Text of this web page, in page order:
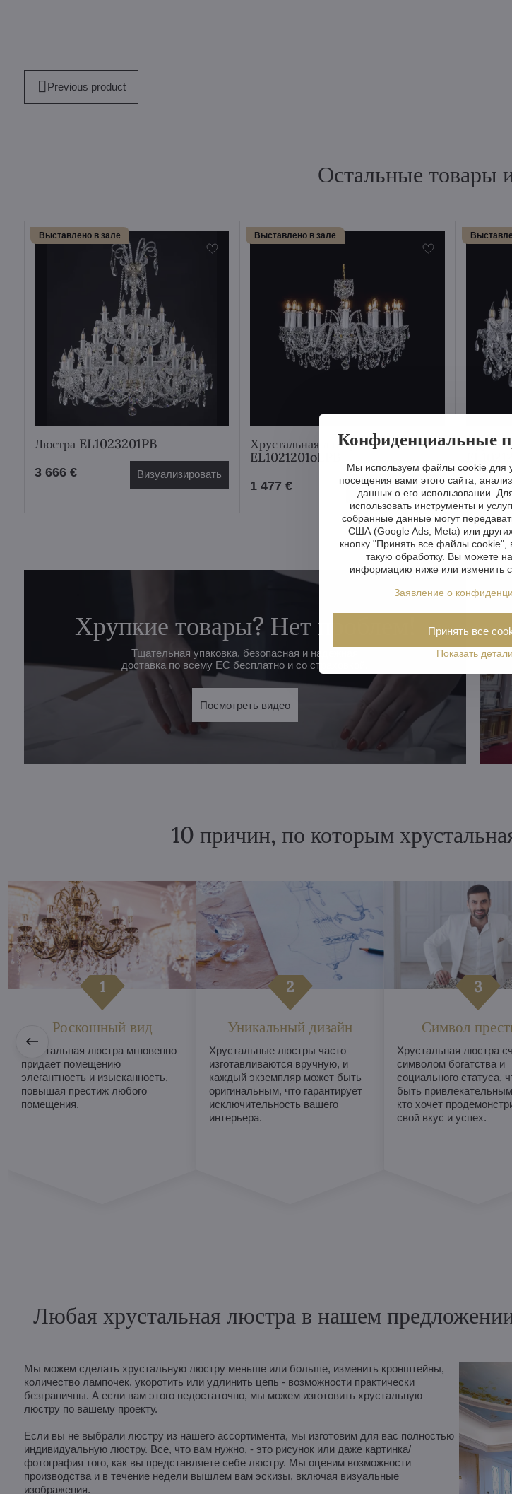
Previous product
Остальные товары
Выставлено в зале
Люстра EL1023201PB
3 666 € Визуализировать
Выставлено в зале
Хрустальная люстра
EL1021201oLPB
1 477 € Визуализировать 2 175 €
Хрупкие товары? Нет проблем!
Тщательная упаковка, безопасная и надежная
доставка по всему ЕС бесплатно и со страховкой.
Посмотреть видео
10 причин, по которым
Роскошный вид
Хрустальная люстра мгновенно
придает помещению
элегантность и изысканность,
повышая престиж любого
помещения.
Уникальный дизайн
Хрустальные люстры часто
изготавливаются вручную, и
каждый экземпляр может быть
оригинальным, что гарантирует
исключительность вашего
интерьера.
Символ
Хрустальная люстра
символом богатства и
социального статуса,
быть
кто хочет
свой вкус и успех.
Любая хрустальная люстра в нашем
Мы можем сделать хрустальную люстру меньше или больше, изменить кронштейны,
количество лампочек, укоротить или удлинить цепь - возможности практически
безграничны. А если вам этого недостаточно, мы можем изготовить хрустальную
люстру по вашему проекту.
Если вы не выбрали люстру из нашего ассортимента, мы изготовим для вас полностью
индивидуальную люстру. Все, что вам нужно, - это рисунок или даже картинка/
фотография того, как вы представляете себе люстру. Мы оценим возможности
производства и в течение недели вышлем вам эскизы, включая визуальные
изображения.
Конфиденциальные
Мы используем файлы cookie для
посещения вами этого сайта,
данных о его использовании.
использовать инструменты и
собранные данные могут
США (Google Ads, Meta) или
кнопку "Принять все файлы cookie",
такую обработку. Вы можете
информацию ниже или изменить
Заявление о
Показать детали
Принять все